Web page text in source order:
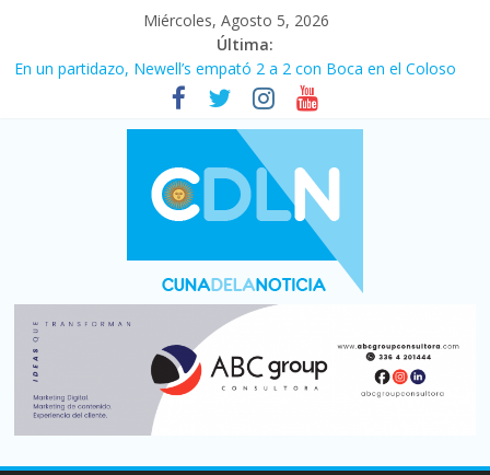
Miércoles, Agosto 5, 2026
Última:
En un partidazo, Newell’s empató 2 a 2 con Boca en el Coloso
Vacaciones de invierno con más movimiento y consumo
turístico: 4,6 millones de personas viajaron por el país, un 5,9%
Fuerte caída de la venta de autos usados en julio: bajó un 12,6%
Central venció 1 a 0 al River de Coudet en el Monumental
Pullaro mejora sus relaciones con el Gobierno nacional